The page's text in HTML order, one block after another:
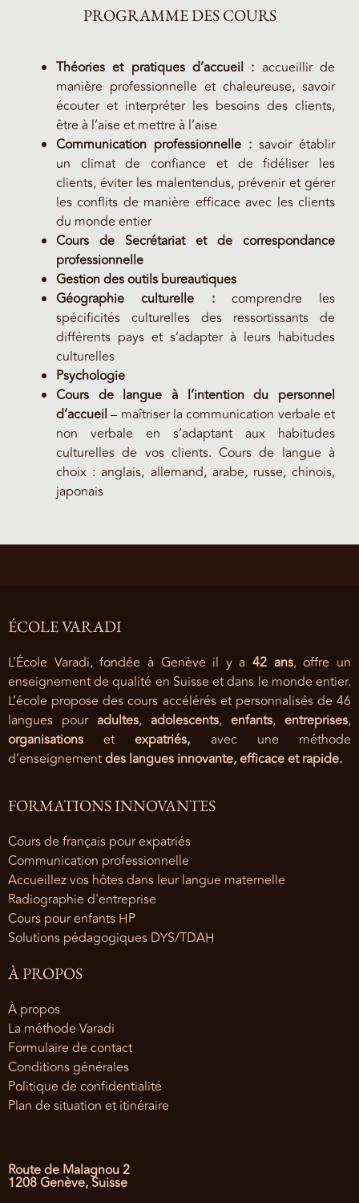
PROGRAMME DES COURS
Théories et pratiques d’accueil : accueillir de
manière professionnelle et chaleureuse, savoir
écouter et interpréter les besoins des clients,
être à l’aise et mettre à l’aise
Communication professionnelle : savoir établir
un climat de confiance et de fidéliser les
clients, éviter les malentendus, prévenir et gérer
les conflits de manière efficace avec les clients
du monde entier
Cours de Secrétariat et de correspondance
professionnelle
Gestion des outils bureautiques
Géographie culturelle :comprendre les
spécificités culturelles des ressortissants de
différents pays et s’adapter à leurs habitudes
culturelles
Psychologie
Cours de langue à l’intention du personnel
d’accueil – maîtriser la communication verbale et
non verbale en s’adaptant aux habitudes
culturelles de vos clients. Cours de langue à
choix : anglais, allemand, arabe, russe, chinois,
japonais
ÉCOLE VARADI
L’École Varadi, fondée à Genève il y a42 ans, offre un
enseignement de qualité en Suisse et dans le monde entier.
L’école propose des cours accélérés et personnalisés de 46
langues pour adultes, adolescents, enfants, entreprises,
organisations etexpatriés, avec une méthode
d’enseignementdes langues innovante, efficace et rapide.
FORMATIONS INNOVANTES
Cours de français pour expatriés
Communication professionnelle
Accueillez vos hôtes dans leur langue maternelle
Radiographie d'entreprise
Cours pour enfants HP
Solutions pédagogiques DYS/TDAH
À PROPOS
À propos
La méthode Varadi
Formulaire de contact
Conditions générales
Politique de confidentialité
Plan de situation et itinéraire
Route de Malagnou 2
1208 Genève, Suisse